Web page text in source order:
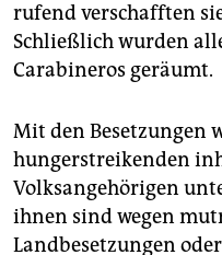
rufend verschafften
Schließlich wurden
Carabineros geräumt.
Mit den Besetzungen
hungerstreikenden
Volksangehörigen
ihnen sind wegen
Landbesetzungen